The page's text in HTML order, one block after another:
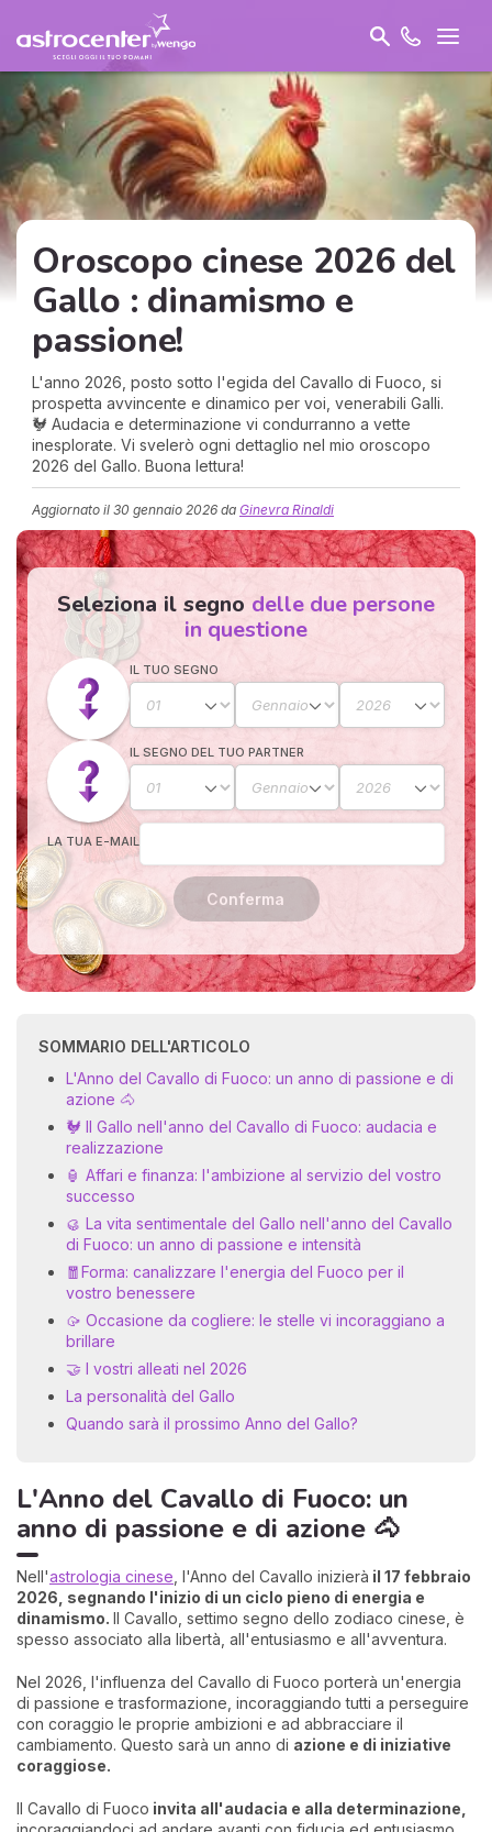
Oroscopo cinese 2026 del
Gallo : dinamismo e
passione!
L'anno 2026, posto sotto l'egida del Cavallo di Fuoco, si
prospetta avvincente e dinamico per voi, venerabili Galli.
🐓 Audacia e determinazione vi condurranno a vette
inesplorate. Vi svelerò ogni dettaglio nel mio oroscopo
2026 del Gallo. Buona lettura!
Aggiornato il 30 gennaio 2026 da Ginevra Rinaldi
Seleziona il segno delle due persone
in questione
IL TUO SEGNO
IL SEGNO DEL TUO PARTNER
LA TUA E-MAIL
Conferma
SOMMARIO DELL'ARTICOLO
L'Anno del Cavallo di Fuoco: un anno di passione e di
azione 🐴
🐓 Il Gallo nell'anno del Cavallo di Fuoco: audacia e
realizzazione
🏮 Affari e finanza: l'ambizione al servizio del vostro
successo
🥮 La vita sentimentale del Gallo nell'anno del Cavallo
di Fuoco: un anno di passione e intensità
🧧Forma: canalizzare l'energia del Fuoco per il
vostro benessere
🥠 Occasione da cogliere: le stelle vi incoraggiano a
brillare
🤝 I vostri alleati nel 2026
La personalità del Gallo
Quando sarà il prossimo Anno del Gallo?
L'Anno del Cavallo di Fuoco: un
anno di passione e di azione 🐴
Nell'astrologia cinese , l'Anno del Cavallo inizierà il 17 febbraio
2026, segnando l'inizio di un ciclo pieno di energia e
dinamismo. Il Cavallo, settimo segno dello zodiaco cinese, è
spesso associato alla libertà, all'entusiasmo e all'avventura.
Nel 2026, l'influenza del Cavallo di Fuoco porterà un'energia
di passione e trasformazione, incoraggiando tutti a perseguire
con coraggio le proprie ambizioni e ad abbracciare il
cambiamento. Questo sarà un anno di azione e di iniziative
coraggiose.
Il Cavallo di Fuoco invita all'audacia e alla determinazione,